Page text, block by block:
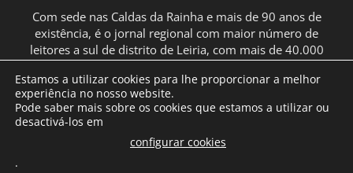
Com sede nas Caldas da Rainha e mais de 90 anos de
existência, é o jornal regional com maior número de
leitores a sul de distrito de Leiria, com mais de 40.000
leitores por toda a região Oeste. Jornal com distribuição
em Portugal Continental e assinatura online.
SIGA-NOS
Estamos a utilizar cookies para lhe proporcionar a melhor
experiência no nosso website.
Pode saber mais sobre os cookies que estamos a utilizar ou
desactivá-los em
configurar cookies
.